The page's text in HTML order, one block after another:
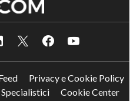
Privacy e Cookie Policy
Cookie Center